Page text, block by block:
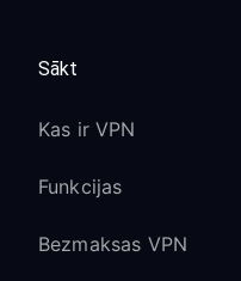
Sākt
Kas ir VPN
Funkcijas
Bezmaksas VPN